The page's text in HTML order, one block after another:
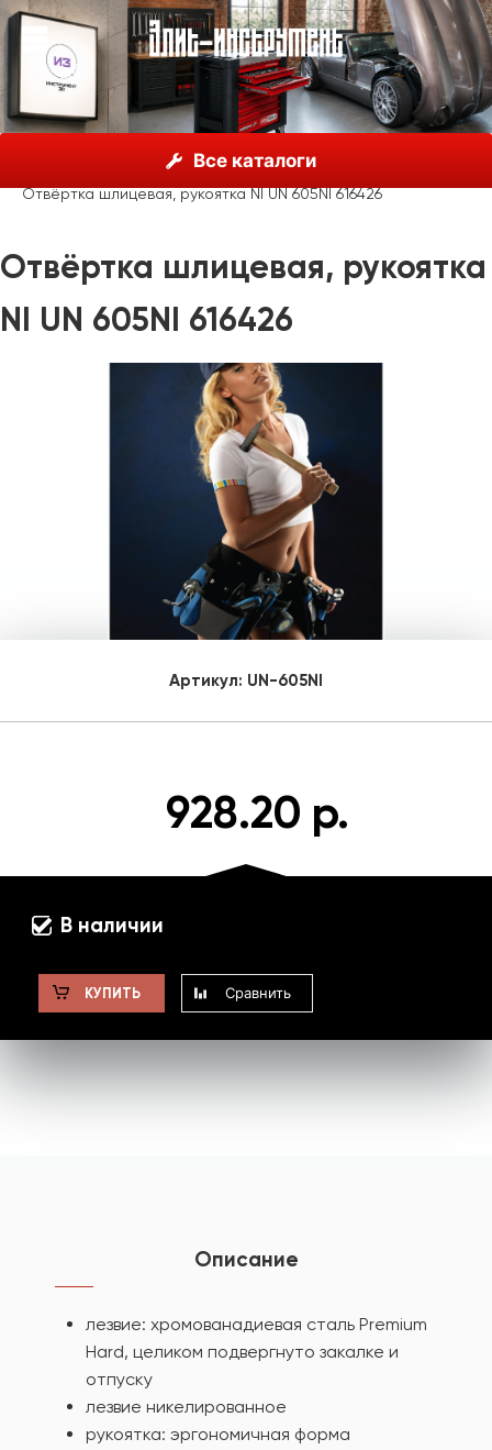
Все каталоги
Unior, Словения
Отвёртки шлицевые
Отвёртка шлицевая, рукоятка NI UN 605NI 616426
Отвёртка шлицевая, рукоятка
NI UN 605NI 616426
Артикул: UN-605NI
928.20 р.
В наличии
КУПИТЬ Сравнить
Описание
лезвие: хромованадиевая сталь Premium
Hard, целиком подвергнуто закалке и
отпуску
лезвие никелированное
рукоятка: эргономичная форма